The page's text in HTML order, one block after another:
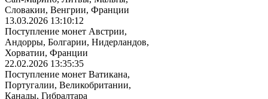
Словакии, Венгрии, Франции
13.03.2026 13:10:12
Поступление монет Австрии,
Андорры, Болгарии, Нидерландов,
Хорватии, Франции
22.02.2026 13:35:35
Поступление монет Ватикана,
Португалии, Великобритании,
Канады, Гибралтара